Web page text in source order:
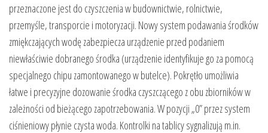
przeznaczone jest do czyszczenia w budownictwie, rolnictwie,
przemyśle, transporcie i motoryzacji. Nowy system podawania środków
zmiękczających wodę zabezpiecza urządzenie przed podaniem
niewłaściwie dobranego środka (urządzenie identyfikuje go za pomocą
specjalnego chipu zamontowanego w butelce). Pokrętło umożliwia
łatwe i precyzyjne dozowanie środka czyszczącego z obu zbiorników w
zależności od bieżącego zapotrzebowania. W pozycji „0” przez system
ciśnieniowy płynie czysta woda. Kontrolki na tablicy sygnalizują m.in.